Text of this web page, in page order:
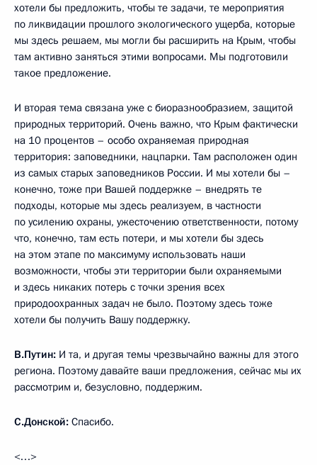
хотели бы предложить, чтобы те задачи, те мероприятия
по ликвидации прошлого экологического ущерба, которые
мы здесь решаем, мы могли бы расширить на Крым, чтобы
там активно заняться этими вопросами. Мы подготовили
такое предложение.
И вторая тема связана уже с биоразнообразием, защитой
природных территорий. Очень важно, что Крым фактически
на 10 процентов – особо охраняемая природная
территория: заповедники, нацпарки. Там расположен один
из самых старых заповедников России. И мы хотели бы –
конечно, тоже при Вашей поддержке – внедрять те
подходы, которые мы здесь реализуем, в частности
по усилению охраны, ужесточению ответственности, потому
что, конечно, там есть потери, и мы хотели бы здесь
на этом этапе по максимуму использовать наши
возможности, чтобы эти территории были охраняемыми
и здесь никаких потерь с точки зрения всех
природоохранных задач не было. Поэтому здесь тоже
хотели бы получить Вашу поддержку.
В.Путин: И та, и другая темы чрезвычайно важны для этого
региона. Поэтому давайте ваши предложения, сейчас мы их
рассмотрим и, безусловно, поддержим.
С.Донской: Спасибо.
<…>